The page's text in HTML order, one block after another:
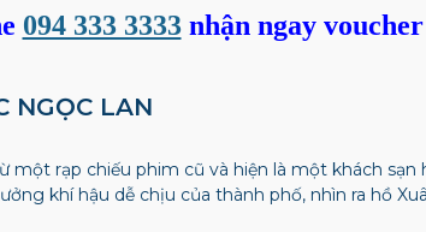
094 333 3333 nhận ngay
NGỌC LAN
một rạp chiếu phim cũ và hiện là một khách sạn
khí hậu dễ ​​chịu của thành phố, nhìn ra hồ